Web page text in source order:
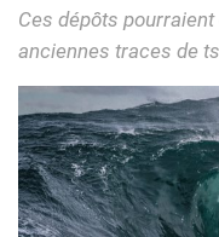
Ces dépôts
anciennes traces de